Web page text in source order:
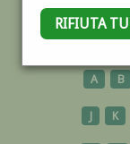
RIFIUTA
A B
J K